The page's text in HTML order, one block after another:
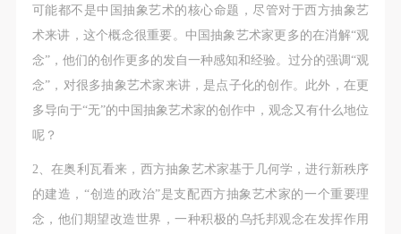
可能都不是中国抽象艺术的核心命题，尽管对于西方抽象艺
术来讲，这个概念很重要。中国抽象艺术家更多的在消解“观
念”，他们的创作更多的发自一种感知和经验。过分的强调“观
念”，对很多抽象艺术家来讲，是点子化的创作。此外，在更
多导向于“无”的中国抽象艺术家的创作中，观念又有什么地位
呢？
2、在奥利瓦看来，西方抽象艺术家基于几何学，进行新秩序
的建造，“创造的政治”是支配西方抽象艺术家的一个重要理
念，他们期望改造世界，一种积极的乌托邦观念在发挥作用
附则
（1）、本协议未尽事宜，经双方友好协商后可作为
本协议的补充协议，并不得违反相关法律法规规定。
（2）、本协议自甲乙双方签字（盖章）、勾选之日
起生效。
（3）、本协议包括纸质档和电子档，纸质档—式二
活动参与者意味着接受并承担本协议的全部义务，未
同意者意味着放弃参加此次活动的权利。凡参加这次
附则
（1）、本协议未尽事宜，经双方友好协商后可作为
本协议的补充协议，并不得违反相关法律法规规定。
（2）、本协议自甲乙双方签字（盖章）、勾选之日
起生效。
（3）、本协议包括纸质档和电子档，纸质档—式二
活动参与者意味着接受并承担本协议的全部义务，未
同意者意味着放弃参加此次活动的权利。凡参加这次
附则
（1）、本协议未尽事宜，经双方友好协商后可作为
本协议的补充协议，并不得违反相关法律法规规定。
（2）、本协议自甲乙双方签字（盖章）、勾选之日
起生效。
（3）、本协议包括纸质档和电子档，纸质档—式二
活动参与者意味着接受并承担本协议的全部义务，未
同意者意味着放弃参加此次活动的权利。凡参加这次
手机号码
发送验证码
手机号码将作为您的登录账号